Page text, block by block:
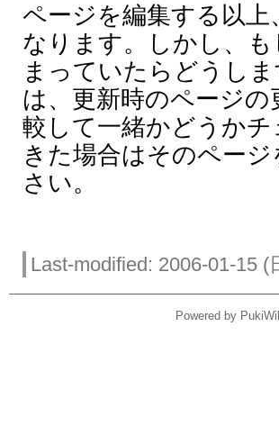
ページを編集する以
なります。しかし、
まっていたらどうし
は、更新時のページ
較して一緒かどうか
きた場合はそのペー
さい。
Last-modified: 2006-01-15 (
Powered by